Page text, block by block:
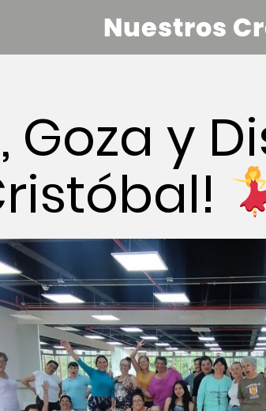
Nuestros
Goza y